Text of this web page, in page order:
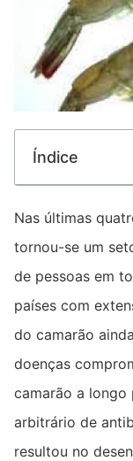
Índice
Nas últimas
tornou-se um
de pessoas em
países com
do camarão
doenças
camarão a longo
arbitrário de
resultou no